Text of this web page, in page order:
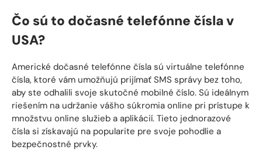
Čo sú to dočasné telefónne čísla v
USA?
Americké dočasné telefónne čísla sú virtuálne telefónne
čísla, ktoré vám umožňujú prijímať SMS správy bez toho,
aby ste odhalili svoje skutočné mobilné číslo. Sú ideálnym
riešením na udržanie vášho súkromia online pri prístupe k
množstvu online služieb a aplikácií. Tieto jednorazové
čísla si získavajú na popularite pre svoje pohodlie a
bezpečnostné prvky.